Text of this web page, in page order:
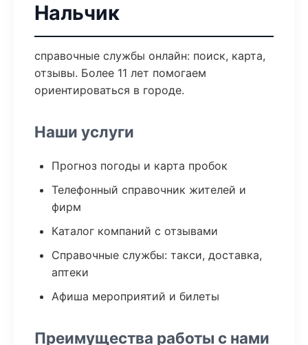
Нальчик
справочные службы онлайн: поиск, карта,
отзывы. Более 11 лет помогаем
ориентироваться в городе.
Наши услуги
Прогноз погоды и карта пробок
Телефонный справочник жителей и
фирм
Каталог компаний с отзывами
Справочные службы: такси, доставка,
аптеки
Афиша мероприятий и билеты
Преимущества работы с нами